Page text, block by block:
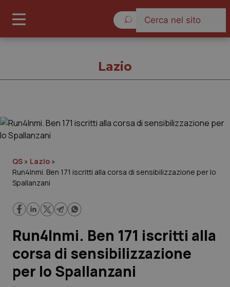
Governo e Parlamento
Regioni e Asl
Lavoro e Professioni
Scienza e Farmaci
Studi e Analisi
Lazio
QS » Lazio »
Run4Inmi. Ben 171 iscritti alla corsa di sensibilizzazione per lo
Spallanzani
Run4Inmi. Ben 171 iscritti alla
corsa di sensibilizzazione
per lo Spallanzani